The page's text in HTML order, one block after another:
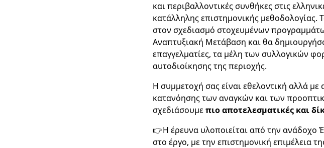
και περιβαλλοντικές συνθήκες στις
κατάλληλης επιστημονικής
στον σχεδιασμό στοχευμένων
Αναπτυξιακή Μετάβαση και θα
επαγγελματίες, τα μέλη των συλλογικών
αυτοδιοίκησης της περιοχής.
Η συμμετοχή σας είναι εθελοντική αλλά με
κατανόησης των αναγκών και των
σχεδιάσουμεπιο αποτελεσματικές και
👉Η έρευνα υλοποιείται από την ανάδοχο
στο έργο, με την επιστημονική επιμέλεια